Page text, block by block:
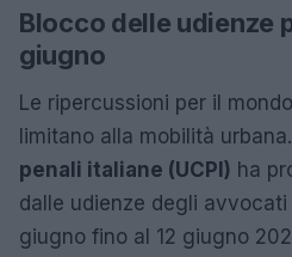
Blocco delle udienze
giugno
Le ripercussioni per il
limitano alla mobilità urbana.
penali italiane (UCPI) ha
dalle udienze degli avvocati
giugno fino al 12 giugno